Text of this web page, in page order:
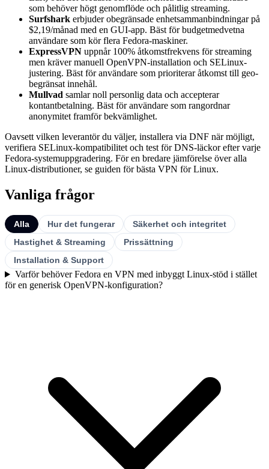
som behöver högt genomflöde och pålitlig streaming.
Surfshark erbjuder obegränsade enhetsammanbindningar på
$2,19/månad med en GUI-app. Bäst för budgetmedvetna
användare som kör flera Fedora-maskiner.
ExpressVPN uppnår 100% åtkomstfrekvens för streaming
men kräver manuell OpenVPN-installation och SELinux-
justering. Bäst för användare som prioriterar åtkomst till geo-
begränsat innehål.
Mullvad samlar noll personlig data och accepterar
kontantbetalning. Bäst för användare som rangordnar
anonymitet framför bekvämlighet.
Oavsett vilken leverantör du väljer, installera via DNF när möjligt,
verifiera SELinux-kompatibilitet och test för DNS-läckor efter varje
Fedora-systemuppgradering. För en bredare jämförelse över alla
Linux-distributioner, se guiden för bästa VPN för Linux.
Vanliga frågor
Alla Hur det fungerar
Säkerhet och integritet
Hastighet & Streaming
Prissättning
Installation & Support
Varför behöver Fedora en VPN med inbyggt Linux-stöd i stället
för en generisk OpenVPN-konfiguration?